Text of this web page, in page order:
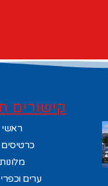
קישורים
ראשי
כרטיסים
מלונות
ערים